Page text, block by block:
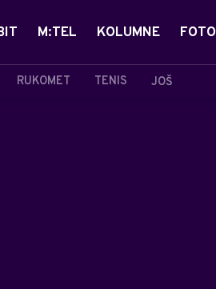
RUKOMET TENIS JOŠ
M:TEL KOLUMNE FOTO